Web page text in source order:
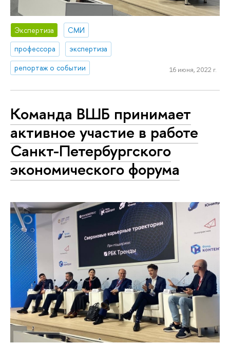
Экспертиза
СМИ
профессора
экспертиза
репортаж о событии
16 июня, 2022 г.
Команда ВШБ принимает
активное участие в работе
Санкт-Петербургского
экономического форума